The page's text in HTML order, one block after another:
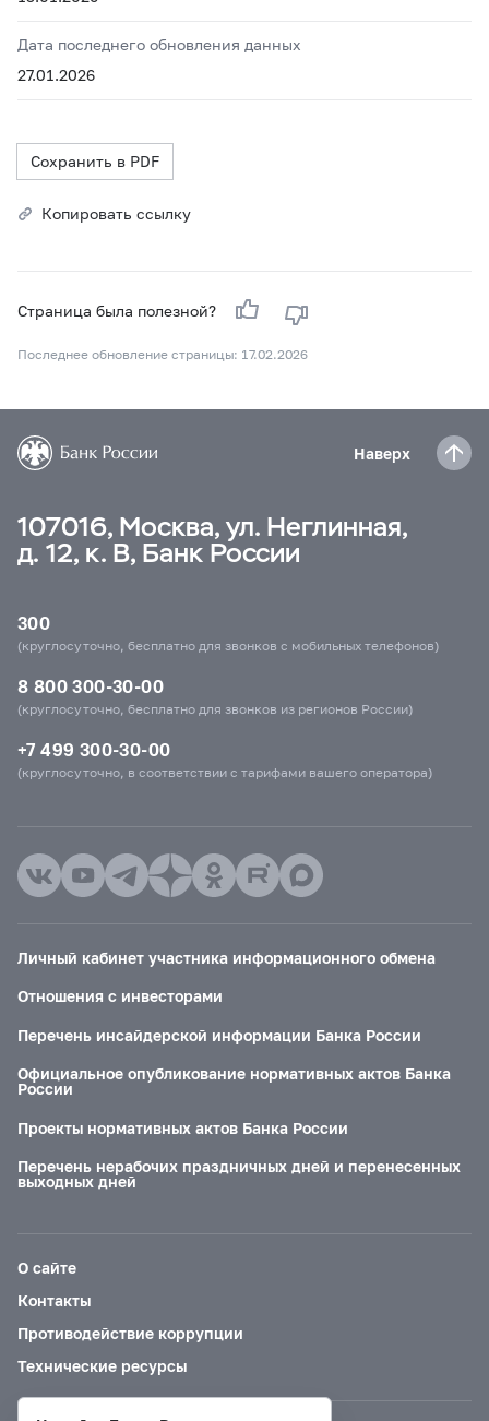
Дата последнего обновления данных
27.01.2026
Сохранить в PDF
Копировать ссылку
Страница была полезной?
Последнее обновление страницы: 17.02.2026
Наверх
107016, Москва, ул. Неглинная,
д. 12, к. В, Банк России
300
(круглосуточно, бесплатно для звонков с мобильных телефонов)
8 800 300-30-00
(круглосуточно, бесплатно для звонков из регионов России)
+7 499 300-30-00
(круглосуточно, в соответствии с тарифами вашего оператора)
Личный кабинет участника информационного обмена
Отношения с инвесторами
Перечень инсайдерской информации Банка России
Официальное опубликование нормативных актов Банка
России
Проекты нормативных актов Банка России
Перечень нерабочих праздничных дней и перенесенных
выходных дней
О сайте
Контакты
Противодействие коррупции
Технические ресурсы